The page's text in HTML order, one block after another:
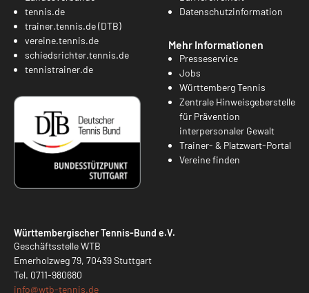
tennis.de
trainer.tennis.de (DTB)
vereine.tennis.de
schiedsrichter.tennis.de
tennistrainer.de
Datenschutzinformation
Mehr Informationen
Presseservice
Jobs
Württemberg Tennis
Zentrale Hinweisgeberstelle
für Prävention
interpersonaler Gewalt
Trainer- & Platzwart-Portal
Vereine finden
Württembergischer Tennis-Bund e.V.
Geschäftsstelle WTB
Emerholzweg 79, 70439 Stuttgart
Tel. 0711-980680
info@wtb-tennis.de